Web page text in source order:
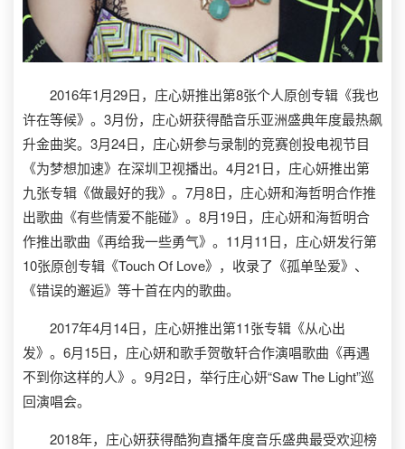
2016年1月29日，庄心妍推出第8张个人原创专辑《我也
许在等候》。3月份，庄心妍获得酷音乐亚洲盛典年度最热飙
升金曲奖。3月24日，庄心妍参与录制的竞赛创投电视节目
《为梦想加速》在深圳卫视播出。4月21日，庄心妍推出第
九张专辑《做最好的我》。7月8日，庄心妍和海哲明合作推
出歌曲《有些情爱不能碰》。8月19日，庄心妍和海哲明合
作推出歌曲《再给我一些勇气》。11月11日，庄心妍发行第
10张原创专辑《Touch Of Love》，收录了《孤单坠爱》、
《错误的邂逅》等十首在内的歌曲。
2017年4月14日，庄心妍推出第11张专辑《从心出
发》。6月15日，庄心妍和歌手贺敬轩合作演唱歌曲《再遇
不到你这样的人》。9月2日，举行庄心妍“Saw The Light”巡
回演唱会。
2018年，庄心妍获得酷狗直播年度音乐盛典最受欢迎榜